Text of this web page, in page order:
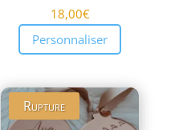
18,00€
Personnaliser
Rupture